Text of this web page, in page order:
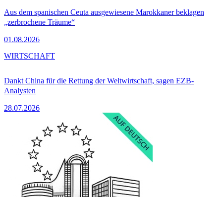
Aus dem spanischen Ceuta ausgewiesene Marokkaner beklagen
„zerbrochene Träume“
01.08.2026
Dankt China für die Rettung der Weltwirtschaft, sagen EZB-
Analysten
28.07.2026
WIRTSCHAFT